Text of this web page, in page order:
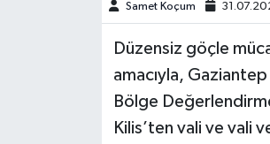
Samet Koçum
Düzensiz göçle
amacıyla,
Bölge
Kilis’ten vali ve vali
Video Haber
Yeme-İçme